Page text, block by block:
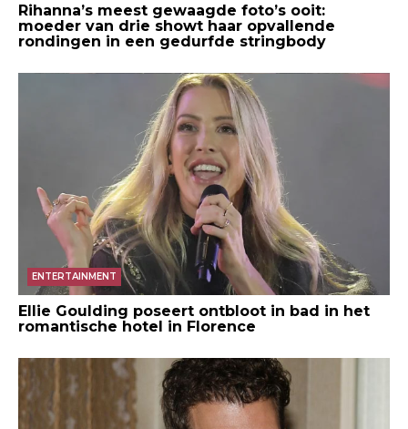
Rihanna’s meest gewaagde foto’s ooit:
moeder van drie showt haar opvallende
rondingen in een gedurfde stringbody
ENTERTAINMENT
Ellie Goulding poseert ontbloot in bad in het
romantische hotel in Florence